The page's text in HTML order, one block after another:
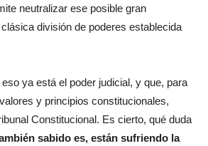
neutralizar ese posible gran
división de poderes establecida
ya está el poder judicial, y que, para
y principios constitucionales,
Constitucional. Es cierto, qué duda
sabido es, están sufriendo la